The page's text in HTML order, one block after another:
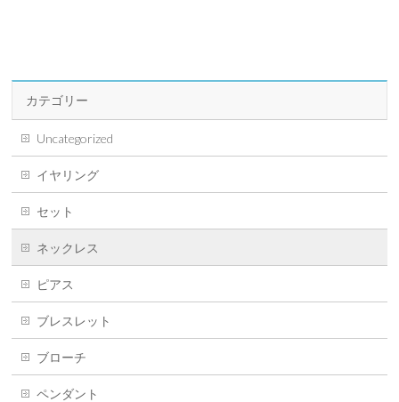
カテゴリー
Uncategorized
イヤリング
セット
ネックレス
ピアス
ブレスレット
ブローチ
ペンダント